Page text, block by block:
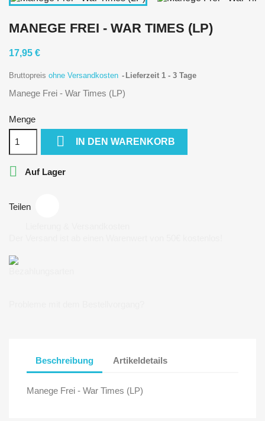
MANEGE FREI - WAR TIMES (LP)
17,95 €
Bruttopreis ohne Versandkosten Lieferzeit 1 - 3 Tage
Manege Frei - War Times (LP)
Menge
 IN DEN WARENKORB
 Auf Lager
Teilen
Beschreibung Artikeldetails
Manege Frei - War Times (LP)